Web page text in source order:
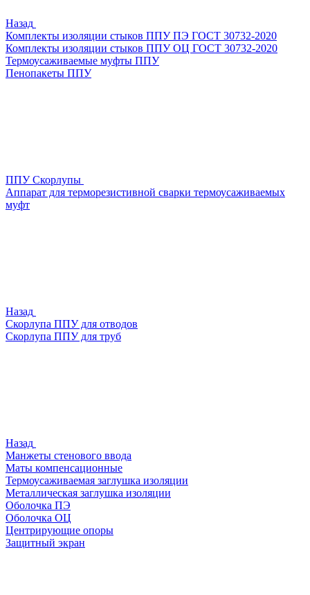
Назад
Комплекты изоляции стыков ППУ ПЭ ГОСТ 30732-2020
Комплекты изоляции стыков ППУ ОЦ ГОСТ 30732-2020
Термоусаживаемые муфты ППУ
Пенопакеты ППУ
ППУ Скорлупы
Аппарат для терморезистивной сварки термоусаживаемых
муфт
Назад
Скорлупа ППУ для отводов
Скорлупа ППУ для труб
Назад
Манжеты стенового ввода
Маты компенсационные
Термоусаживаемая заглушка изоляции
Металлическая заглушка изоляции
Оболочка ПЭ
Оболочка ОЦ
Центрирующие опоры
Защитный экран